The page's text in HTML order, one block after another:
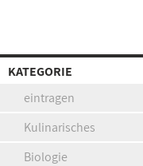
KATEGORIE
eintragen
Kulinarisches
Biologie